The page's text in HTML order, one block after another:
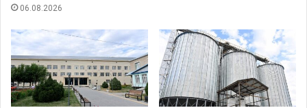
06.08.2026